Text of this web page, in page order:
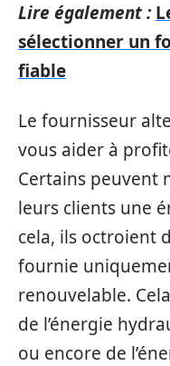
Lire également :
sélectionner un
fiable
Le fournisseur
vous aider à
Certains peuvent
leurs clients une
cela, ils octroient
fournie
renouvelable.
de l’énergie
ou encore de